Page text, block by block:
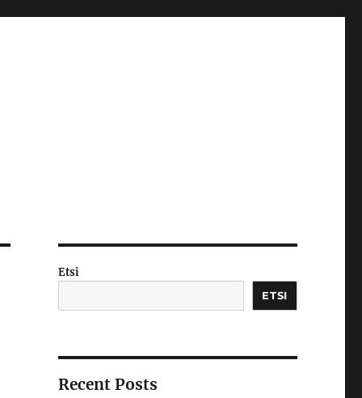
Etsi
ETSI
Recent Posts